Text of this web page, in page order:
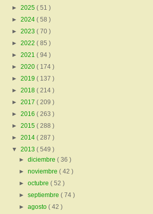
► 2025 ( 51 )
► 2024 ( 58 )
► 2023 ( 70 )
► 2022 ( 85 )
► 2021 ( 94 )
► 2020 ( 174 )
► 2019 ( 137 )
► 2018 ( 214 )
► 2017 ( 209 )
► 2016 ( 263 )
► 2015 ( 288 )
► 2014 ( 287 )
▼ 2013 ( 549 )
►diciembre( 36 )
►noviembre( 42 )
►octubre( 52 )
►septiembre( 74 )
►agosto( 42 )